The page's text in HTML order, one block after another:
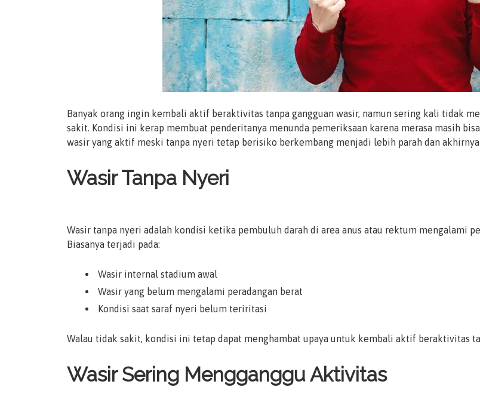
Banyak orang ingin kembali aktif beraktivitas tanpa gangguan wasir, namun sering kali tidak
sakit. Kondisi ini kerap membuat penderitanya menunda pemeriksaan karena merasa masih
wasir yang aktif meski tanpa nyeri tetap berisiko berkembang menjadi lebih parah dan
Wasir Tanpa Nyeri
Wasir tanpa nyeri adalah kondisi ketika pembuluh darah di area anus atau rektum mengalami
Biasanya terjadi pada:
Wasir internal stadium awal
Wasir yang belum mengalami peradangan berat
Kondisi saat saraf nyeri belum teriritasi
Walau tidak sakit, kondisi ini tetap dapat menghambat upaya untuk kembali aktif beraktivitas
Wasir Sering Mengganggu Aktivitas